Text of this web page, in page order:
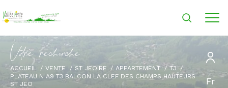
Fr
Vore recece
ACCUEIL VENTE ST JEOIRE APPARTEMENT
T3
PLATEAU N A9 T3 BALCON LA CLEF DES CHAMPS HAUTEURS
ST JEO